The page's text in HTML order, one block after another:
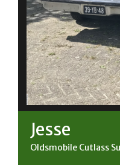
Jesse
Oldsmobile Cutlass